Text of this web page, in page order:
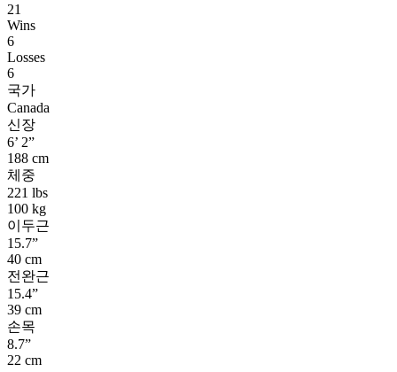
21
Wins
6
Losses
6
국가
Canada
신장
6’ 2”
188 cm
체중
221 lbs
100 kg
이두근
15.7”
40 cm
전완근
15.4”
39 cm
손목
8.7”
22 cm